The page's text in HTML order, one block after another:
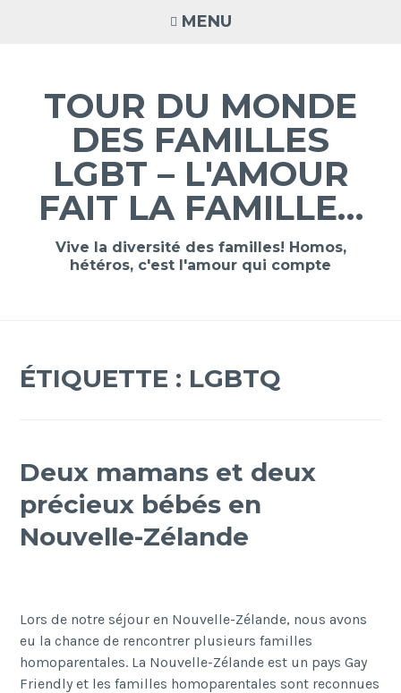
MENU
TOUR DU MONDE
DES FAMILLES
LGBT – L'AMOUR
FAIT LA FAMILLE…
Vive la diversité des familles! Homos,
hétéros, c'est l'amour qui compte
ÉTIQUETTE : LGBTQ
Deux mamans et deux
précieux bébés en
Nouvelle-Zélande
Lors de notre séjour en Nouvelle-Zélande, nous avons
eu la chance de rencontrer plusieurs familles
homoparentales. La Nouvelle-Zélande est un pays Gay
Friendly et les familles homoparentales sont reconnues